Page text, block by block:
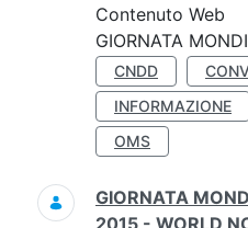
Contenuto Web
GIORNATA
CNDD
INFORMAZIONE
OMS
GIORNATA
2015 - WORLD